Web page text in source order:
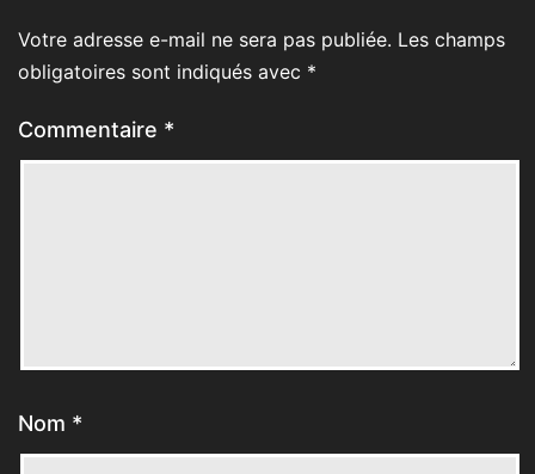
Votre adresse e-mail ne sera pas publiée. Les champs
obligatoires sont indiqués avec *
Commentaire *
Nom *